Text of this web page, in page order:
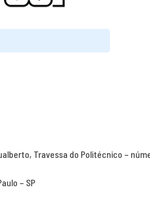
Travessa do Politécnico –
– SP